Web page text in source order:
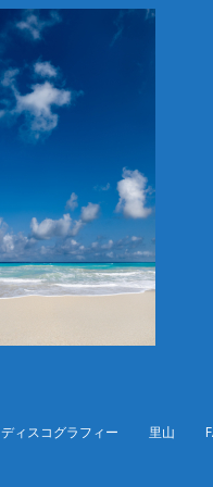
ディスコグラフィー 里山